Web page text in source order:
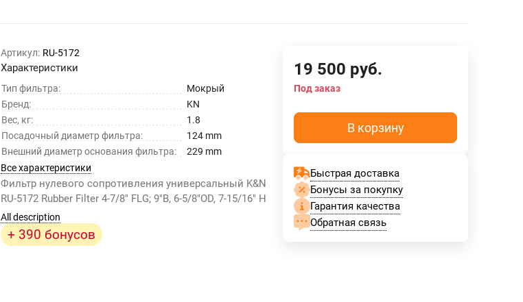
Артикул: RU-5172
Характеристики
Тип фильтра:
Мокрый
Бренд:
KN
Вес, кг:
1.8
Посадочный диаметр фильтра:
124 mm
Внешний диаметр основания фильтра:
229 mm
Все характеристики
Фильтр нулевого сопротивления универсальный K&N
RU-5172 Rubber Filter 4-7/8" FLG; 9"B, 6-5/8"OD, 7-15/16" H
All description
+ 390 бонусов
19 500 руб.
Под заказ
В корзину
Быстрая доставка
Бонусы за покупку
Гарантия качества
Обратная связь